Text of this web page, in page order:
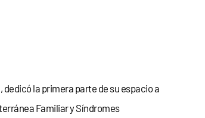
dedicó la primera parte de su espacio a
Familiar y Síndromes